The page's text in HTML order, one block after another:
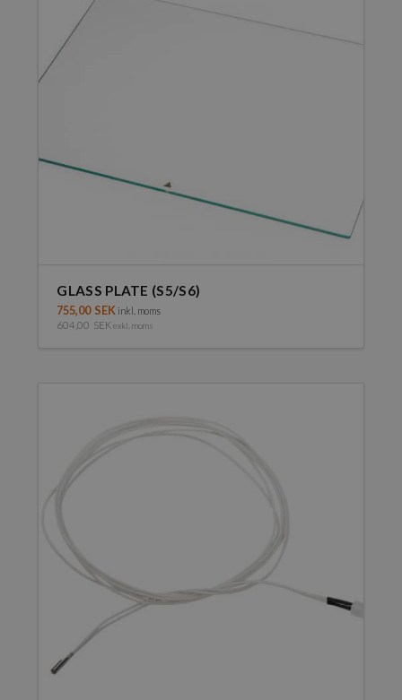
olika
alternativen
GLASS PLATE (S5/S6)
755,00 SEK inkl. moms
604,00 SEK exkl. moms